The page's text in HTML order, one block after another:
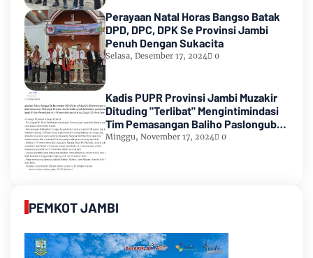
Perayaan Natal Horas Bangso Batak
DPD, DPC, DPK Se Provinsi Jambi
Penuh Dengan Sukacita
Selasa, Desember 17, 2024 0
Kadis PUPR Provinsi Jambi Muzakir
Dituding "Terlibat" Mengintimindasi
Tim Pemasangan Baliho Paslongub
Romi-Sudirman
Minggu, November 17, 2024 0
PEMKOT JAMBI